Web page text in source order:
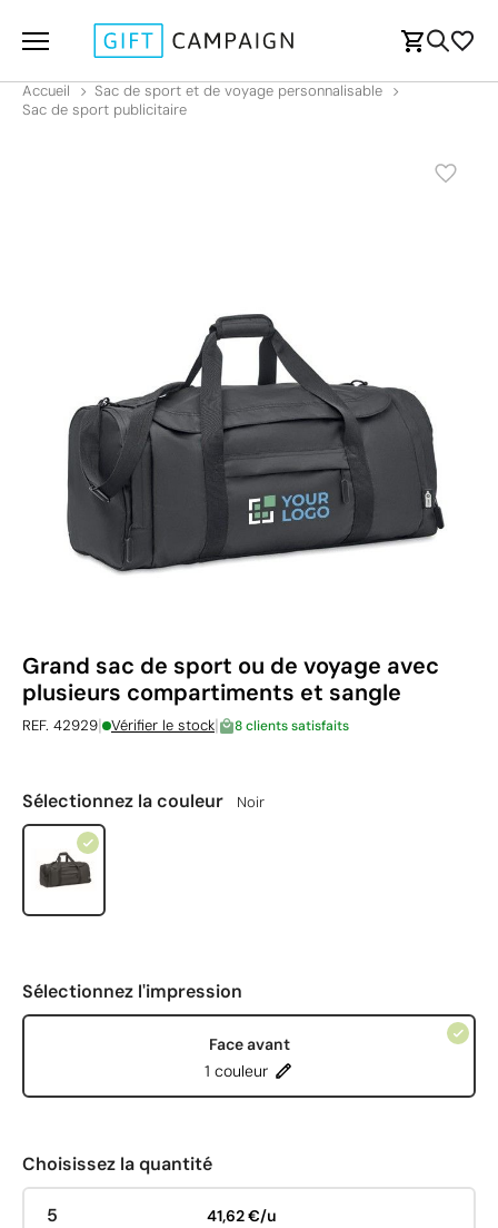
Accueil
Sac de sport et de voyage personnalisable
Sac de sport publicitaire
Grand sac de sport ou de voyage avec
plusieurs compartiments et sangle
REF. 42929| Vérifier le stock| 8 clients satisfaits
Sélectionnez la couleur Noir
Sélectionnez l'impression
Face avant
1 couleur
Choisissez la quantité
5 41,62 €/u